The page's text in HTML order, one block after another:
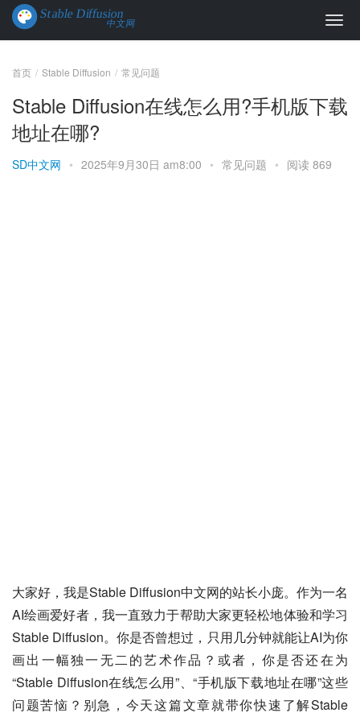
首页 Stable Diffusion 常见问题
Stable Diffusion在线怎么用?手机版下载
地址在哪?
SD中文网 • 2025年9月30日 am8:00 • 常见问题 • 阅读 869
大家好，我是Stable Diffusion中文网的站长小庞。作为一名
AI绘画爱好者，我一直致力于帮助大家更轻松地体验和学习
Stable Diffusion。你是否曾想过，只用几分钟就能让AI为你
画出一幅独一无二的艺术作品？或者，你是否还在为
“Stable Diffusion在线怎么用”、“手机版下载地址在哪”这些
问题苦恼？别急，今天这篇文章就带你快速了解Stable